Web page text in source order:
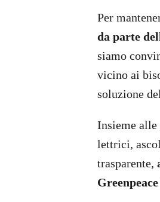
Per
da parte
siamo
vicino ai
soluzione
Insieme alle
lettrici,
trasparente,